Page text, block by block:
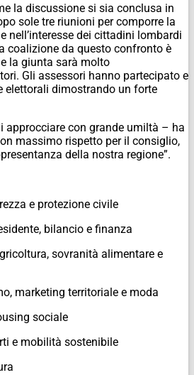
la discussione si sia conclusa in
sole tre riunioni per comporre la
nell’interesse dei cittadini lombardi
coalizione da questo confronto è
la giunta sarà molto
Gli assessori hanno partecipato e
elettorali dimostrando un forte
approcciare con grande umiltà – ha
massimo rispetto per il consiglio,
della nostra regione”.
e protezione civile
bilancio e finanza
sovranità alimentare e
marketing territoriale e moda
sociale
e mobilità sostenibile